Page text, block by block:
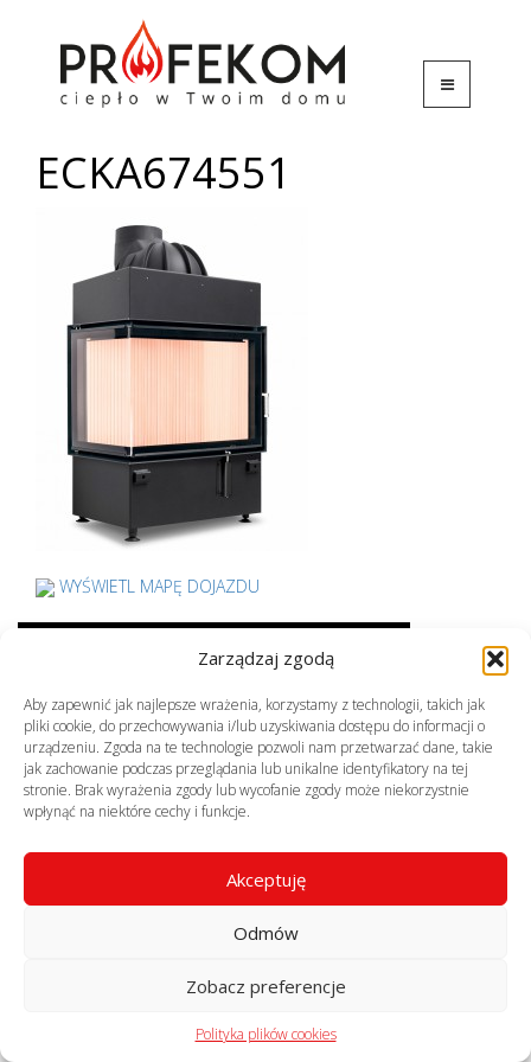
Zarządzaj zgodą
Aby zapewnić jak najlepsze wrażenia, korzystamy z technologii, takich jak
pliki cookie, do przechowywania i/lub uzyskiwania dostępu do informacji o
urządzeniu. Zgoda na te technologie pozwoli nam przetwarzać dane, takie
jak zachowanie podczas przeglądania lub unikalne identyfikatory na tej
stronie. Brak wyrażenia zgody lub wycofanie zgody może niekorzystnie
wpłynąć na niektóre cechy i funkcje.
Akceptuję
Odmów
Zobacz preferencje
Polityka plików cookies
ECKA674551
WYŚWIETL MAPĘ DOJAZDU
Poznaj naszych partnerów
© profekom.pl, wszelkie prawa zastrzeżone
realizacja:virtuart.pl